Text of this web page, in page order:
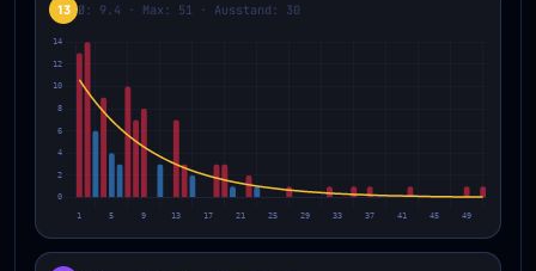
13 Ø: 9.4 · Max: 51 · Ausstand: 30